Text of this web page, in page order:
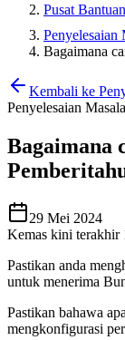
Pusat Bantuan
Penyelesaian
Bagaimana
Kembali ke
Penyelesaian
Bagaimana
29 Mei 2024
Kemas kini terakhir
Pastikan anda
untuk menerima
Pastikan bahawa
mengkonfigurasi